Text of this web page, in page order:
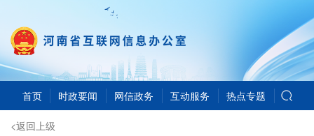
首页 时政要闻 网信政务 互动服务 热点专题
<返回上级